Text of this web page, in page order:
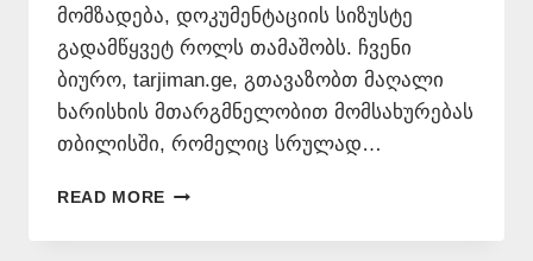
მომზადება, დოკუმენტაციის სიზუსტე
გადამწყვეტ როლს თამაშობს. ჩვენი
ბიურო, tarjiman.ge, გთავაზობთ მაღალი
ხარისხის მთარგმნელობით მომსახურებას
თბილისში, რომელიც სრულად…
READ MORE ᲥᲐᲠᲗᲣᲚᲘᲓᲐᲜ
ᲗᲐᲠᲒᲛᲜᲐ